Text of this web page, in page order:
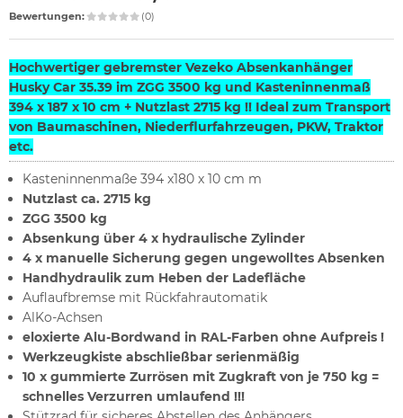
Bewertungen: (0)
Hochwertiger gebremster Vezeko Absenkanhänger
Husky Car 35.39 im ZGG 3500 kg und Kasteninnenmaß
394 x 187 x 10 cm + Nutzlast 2715 kg !! Ideal zum Transport
von Baumaschinen, Niederflurfahrzeugen, PKW, Traktor
etc.
Kasteninnenmaße 394 x180 x 10 cm m
Nutzlast ca. 2715 kg
ZGG 3500 kg
Absenkung über 4 x hydraulische Zylinder
4 x manuelle Sicherung gegen ungewolltes Absenken
Handhydraulik zum Heben der Ladefläche
Auflaufbremse mit Rückfahrautomatik
AlKo-Achsen
eloxierte Alu-Bordwand in RAL-Farben ohne Aufpreis !
Werkzeugkiste abschließbar serienmäßig
10 x gummierte Zurrösen mit Zugkraft von je 750 kg =
schnelles Verzurren umlaufend !!!